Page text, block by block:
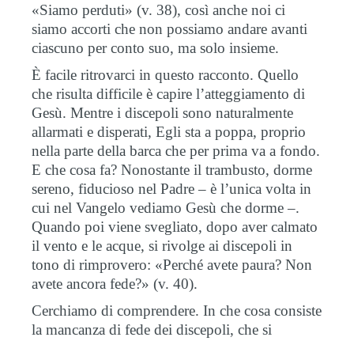
«Siamo perduti» (v. 38), così anche noi ci
siamo accorti che non possiamo andare avanti
ciascuno per conto suo, ma solo insieme.
È facile ritrovarci in questo racconto. Quello
che risulta difficile è capire l’atteggiamento di
Gesù. Mentre i discepoli sono naturalmente
allarmati e disperati, Egli sta a poppa, proprio
nella parte della barca che per prima va a fondo.
E che cosa fa? Nonostante il trambusto, dorme
sereno, fiducioso nel Padre – è l’unica volta in
cui nel Vangelo vediamo Gesù che dorme –.
Quando poi viene svegliato, dopo aver calmato
il vento e le acque, si rivolge ai discepoli in
tono di rimprovero: «Perché avete paura? Non
avete ancora fede?» (v. 40).
Cerchiamo di comprendere. In che cosa consiste
la mancanza di fede dei discepoli, che si